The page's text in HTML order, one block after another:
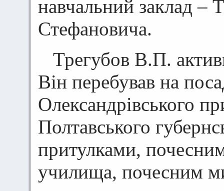
навчальний заклад –
Стефановича.
Трегубов В.П.
Він перебував на
Олександрівського
Полтавського
притулками,
училища, почесним